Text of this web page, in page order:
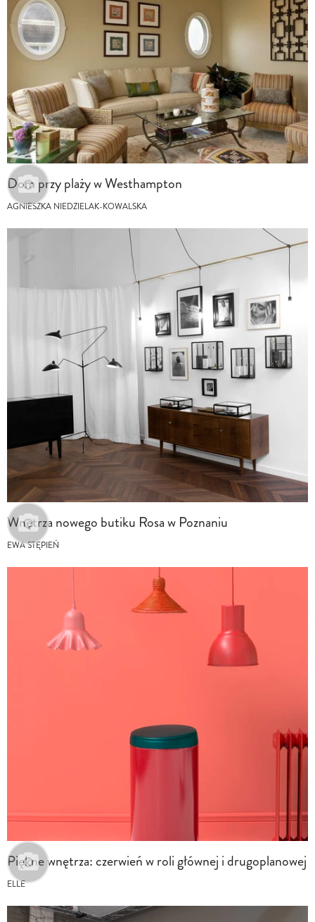
Dom przy plaży w Westhampton
AGNIESZKA NIEDZIELAK-KOWALSKA
Wnętrza nowego butiku Rosa w Poznaniu
EWA STĘPIEŃ
Piękne wnętrza: czerwień w roli głównej i drugoplanowej
ELLE